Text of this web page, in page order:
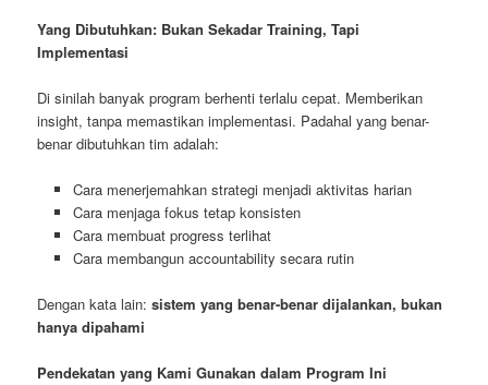
Yang Dibutuhkan: Bukan Sekadar Training, Tapi
Implementasi
Di sinilah banyak program berhenti terlalu cepat. Memberikan
insight, tanpa memastikan implementasi. Padahal yang benar-
benar dibutuhkan tim adalah:
Cara menerjemahkan strategi menjadi aktivitas harian
Cara menjaga fokus tetap konsisten
Cara membuat progress terlihat
Cara membangun accountability secara rutin
Dengan kata lain:sistem yang benar-benar dijalankan, bukan
hanya dipahami
Pendekatan yang Kami Gunakan dalam Program Ini